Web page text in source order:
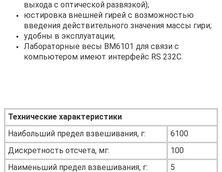
выхода с оптической развязкой);
юстировка внешней гирей с возможностью
введения действительного значения массы гири;
удобны в эксплуатации;
Лабораторные весы ВМ6101 для связи с
компьютером имеют интерфейс RS 232C.
Технические характеристики
Наибольший предел взвешивания, г:
6100
Дискретность отсчета, мг:
100
Наименьший предел взвешивания, г:
5